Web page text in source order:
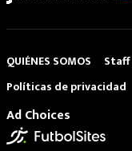
QUIÉNES SOMOS Staff
Políticas de privacidad
Ad Choices